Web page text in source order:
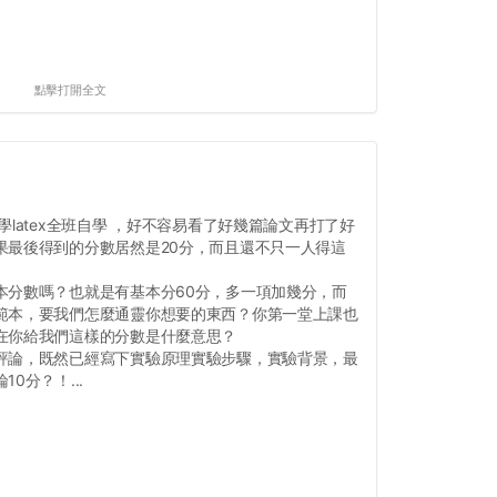
點擊打開全文
latex全班自學 ，好不容易看了好幾篇論文再打了好
最後得到的分數居然是20分，而且還不只一人得這
分數嗎？也就是有基本分60分，多一項加幾分，而
本，要我們怎麼通靈你想要的東西？你第一堂上課也
給我們這樣的分數是什麼意思？
，既然已經寫下實驗原理實驗步驟，實驗背景，最
10分？！...